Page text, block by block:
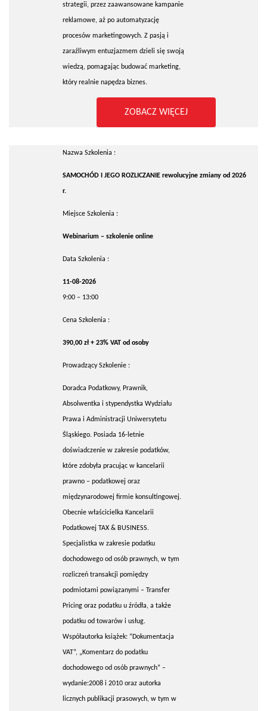
strategii, przez zaawansowane kampanie
reklamowe, aż po automatyzację
procesów marketingowych. Z pasją i
zaraźliwym entuzjazmem dzieli się swoją
wiedzą, pomagając budować marketing,
który realnie napędza biznes.
ZOBACZ WIĘCEJ
Nazwa Szkolenia :
SAMOCHÓD I JEGO ROZLICZANIE rewolucyjne zmiany od 2026
r.
Miejsce Szkolenia :
Webinarium – szkolenie online
Data Szkolenia :
11-08-2026
9:00 – 13:00
Cena Szkolenia :
390,00 zł + 23% VAT od osoby
Prowadzący Szkolenie :
Doradca Podatkowy, Prawnik,
Absolwentka i stypendystka Wydziału
Prawa i Administracji Uniwersytetu
Śląskiego. Posiada 16-letnie
doświadczenie w zakresie podatków,
które zdobyła pracując w kancelarii
prawno – podatkowej oraz
międzynarodowej firmie konsultingowej.
Obecnie właścicielka Kancelarii
Podatkowej TAX & BUSINESS.
Specjalistka w zakresie podatku
dochodowego od osób prawnych, w tym
rozliczeń transakcji pomiędzy
podmiotami powiązanymi – Transfer
Pricing oraz podatku u źródła, a także
podatku od towarów i usług.
Współautorka książek: “Dokumentacja
VAT”, „Komentarz do podatku
dochodowego od osób prawnych” –
wydanie:2008 i 2010 oraz autorka
licznych publikacji prasowych, w tym w